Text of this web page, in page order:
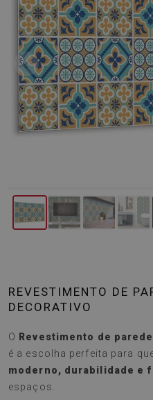
‹
REVESTIMENTO DE
DECORATIVO
O Revestimento de
é a escolha perfeita para
moderno, durabilidade e
espaços.